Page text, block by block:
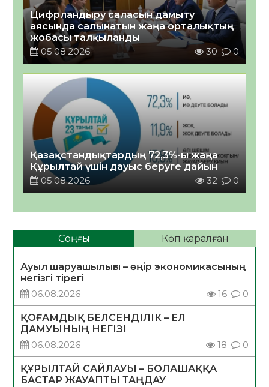
Цифрландыру саласын дамыту
аясында салынатын жаңа орталықтың
жобасы талқыланды
05.08.2026
30 0
Қазақстандықтардың 72,3%-ы жаңа
Құрылтай үшін дауыс беруге дайын
05.08.2026
32 0
Соңғы Көп қаралған
Ауыл шаруашылығы – өңір экономикасының
негізгі тірегі
06.08.2026
16 0
ҚОҒАМДЫҚ БЕЛСЕНДІЛІК – ЕЛ
ДАМУЫНЫҢ НЕГІЗІ
06.08.2026
18 0
ҚҰРЫЛТАЙ САЙЛАУЫ – БОЛАШАҚҚА
БАСТАР ЖАУАПТЫ ТАҢДАУ